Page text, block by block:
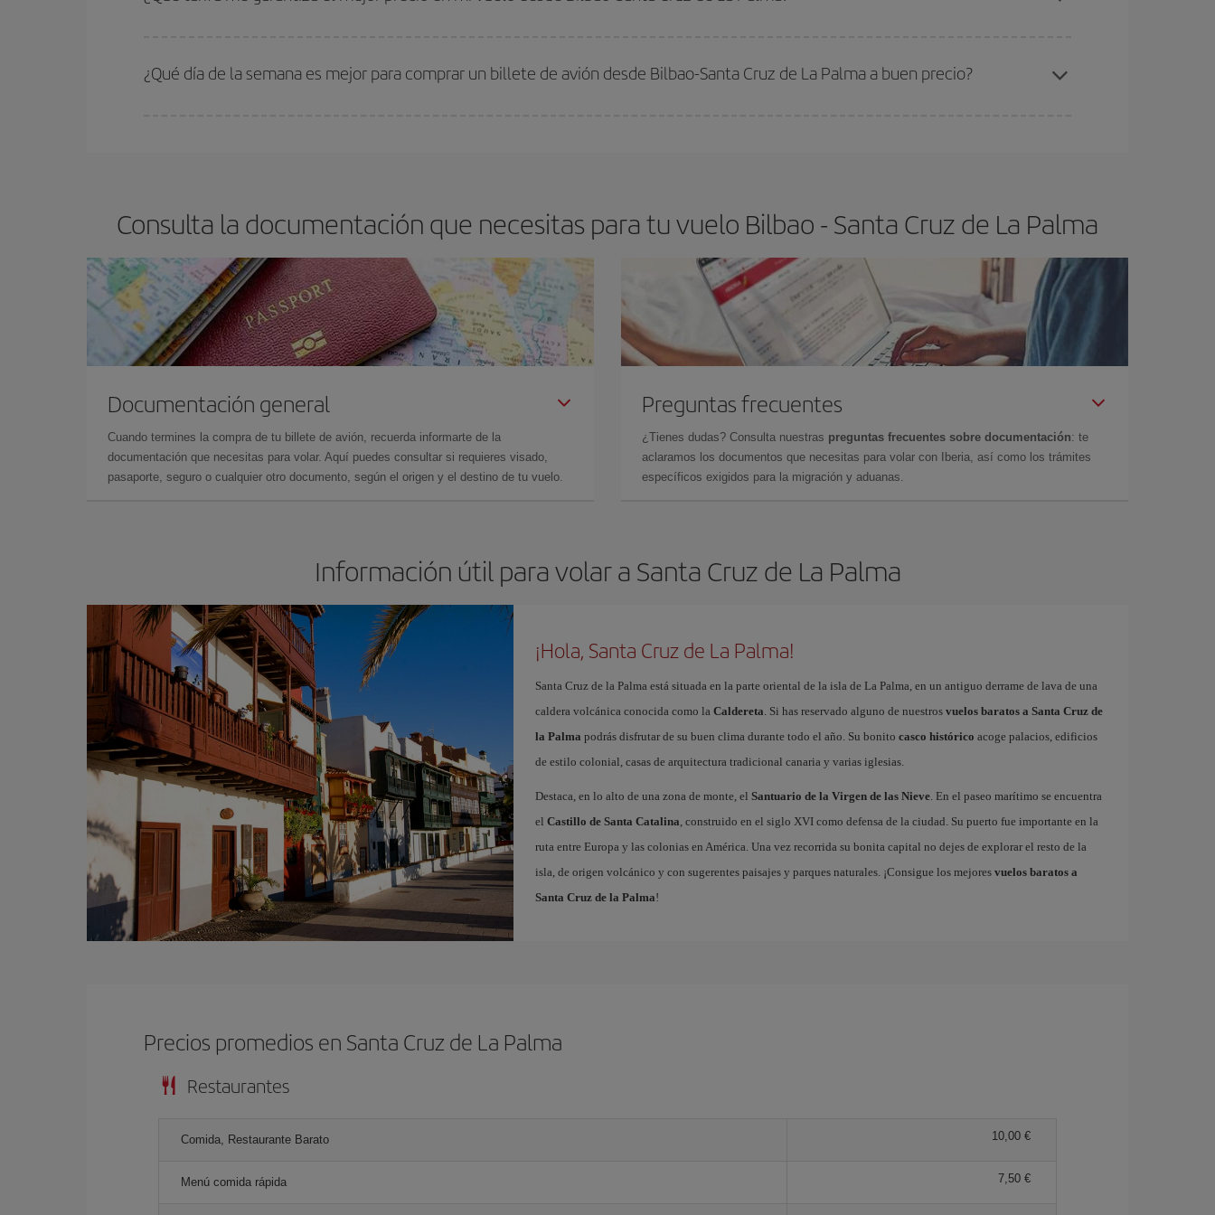
¿Qué día de la semana es mejor para comprar un billete de avión desde Bilbao-Santa Cruz de La Palma a buen precio?
Consulta la documentación que necesitas para tu vuelo Bilbao - Santa Cruz de La Palma
Documentación general
Cuando termines la compra de tu billete de avión, recuerda informarte de la
documentación que necesitas para volar. Aquí puedes consultar si requieres visado,
pasaporte, seguro o cualquier otro documento, según el origen y el destino de tu vuelo.
Preguntas frecuentes
¿Tienes dudas? Consulta nuestras preguntas frecuentes sobre documentación: te
aclaramos los documentos que necesitas para volar con Iberia, así como los trámites
específicos exigidos para la migración y aduanas.
Información útil para volar a Santa Cruz de La Palma
¡Hola, Santa Cruz de La Palma!
Santa Cruz de la Palma está situada en la parte oriental de la isla de La Palma, en un antiguo derrame de lava de una
caldera volcánica conocida como la Caldereta. Si has reservado alguno de nuestros vuelos baratos a Santa Cruz de
la Palma podrás disfrutar de su buen clima durante todo el año. Su bonito casco histórico acoge palacios, edificios
de estilo colonial, casas de arquitectura tradicional canaria y varias iglesias.
Destaca, en lo alto de una zona de monte, el Santuario de la Virgen de las Nieve. En el paseo marítimo se encuentra
el Castillo de Santa Catalina, construido en el siglo XVI como defensa de la ciudad. Su puerto fue importante en la
ruta entre Europa y las colonias en América. Una vez recorrida su bonita capital no dejes de explorar el resto de la
isla, de origen volcánico y con sugerentes paisajes y parques naturales. ¡Consigue los mejores vuelos baratos a
Santa Cruz de la Palma!
Precios promedios en Santa Cruz de La Palma
Restaurantes
Comida, Restaurante Barato 10,00 €
Menú comida rápida 7,50 €